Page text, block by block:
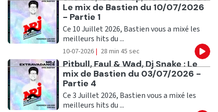
Le mix de Bastien du 10/07/2026
- Partie 1
Ce 10 Juillet 2026, Bastien vous a mixé les
meilleurs hits du ...
10-07-2026 | 28 min 45 sec
Ecouter
Pitbull, Faul & Wad, Dj Snake : Le
mix de Bastien du 03/07/2026 -
Partie 4
Ce 3 Juillet 2026, Bastien vous a mixé les
meilleurs hits du ...